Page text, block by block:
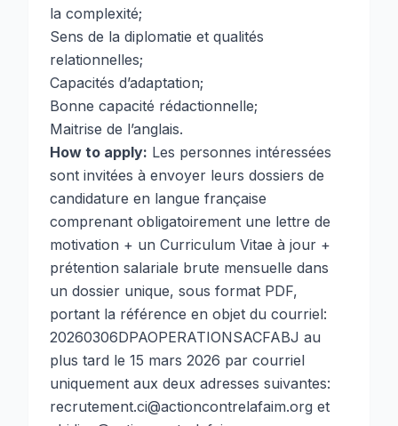
la complexité;
Sens de la diplomatie et qualités
relationnelles;
Capacités d’adaptation;
Bonne capacité rédactionnelle;
Maitrise de l’anglais.
How to apply: Les personnes intéressées
sont invitées à envoyer leurs dossiers de
candidature en langue française
comprenant obligatoirement une lettre de
motivation + un Curriculum Vitae à jour +
prétention salariale brute mensuelle dans
un dossier unique, sous format PDF,
portant la référence en objet du courriel:
20260306DPAOPERATIONSACFABJ au
plus tard le 15 mars 2026 par courriel
uniquement aux deux adresses suivantes:
recrutement.ci@actioncontrelafaim.org et